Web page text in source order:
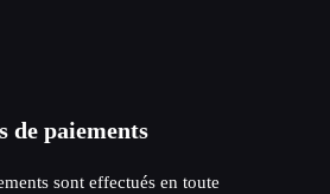
de paiements
sont effectués en toute